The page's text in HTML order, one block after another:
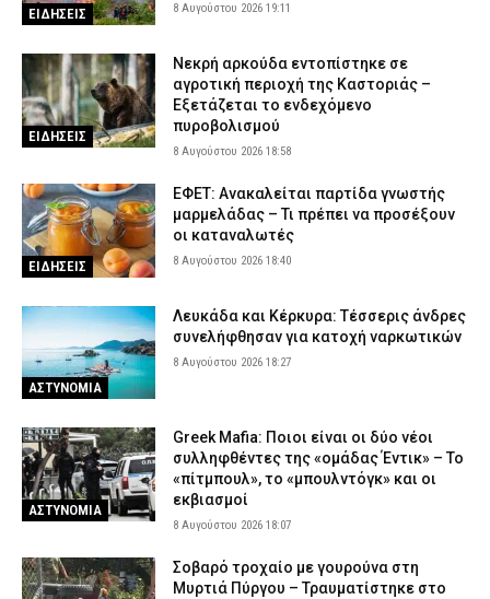
ΕΙΔΗΣΕΙΣ 8 Αυγούστου 2026 19:11
ΕΙΔΗΣΕΙΣ
Νεκρή αρκούδα εντοπίστηκε σε
αγροτική περιοχή της Καστοριάς –
Εξετάζεται το ενδεχόμενο
πυροβολισμού
8 Αυγούστου 2026 18:58
ΕΙΔΗΣΕΙΣ
ΕΦΕΤ: Ανακαλείται παρτίδα γνωστής
μαρμελάδας – Τι πρέπει να προσέξουν
οι καταναλωτές
8 Αυγούστου 2026 18:40
ΑΣΤΥΝΟΜΙΑ
Λευκάδα και Κέρκυρα: Τέσσερις άνδρες
συνελήφθησαν για κατοχή ναρκωτικών
8 Αυγούστου 2026 18:27
ΑΣΤΥΝΟΜΙΑ
Greek Mafia: Ποιοι είναι οι δύο νέοι
συλληφθέντες της «ομάδας Έντικ» – Το
«πίτμπουλ», το «μπουλντόγκ» και οι
εκβιασμοί
8 Αυγούστου 2026 18:07
Σοβαρό τροχαίο με γουρούνα στη
Μυρτιά Πύργου – Τραυματίστηκε στο